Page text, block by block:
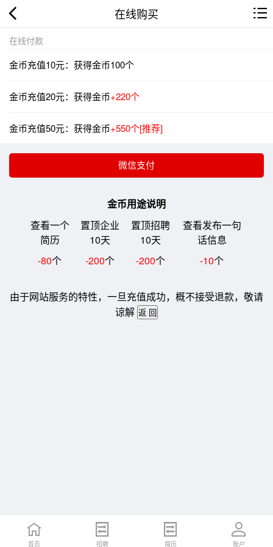
在线购买
在线付款
金币充值10元：获得金币100个
金币充值20元：获得金币+220个
金币充值50元：获得金币+550个[推荐]
金币用途说明
查看一个
简历
置顶企业
10天
置顶招聘
10天
查看发布一句
话信息
-80个 -200个 -200个 -10个
由于网站服务的特性，一旦充值成功，概不接受退款，敬请
谅解
首页 招聘 简历 账户